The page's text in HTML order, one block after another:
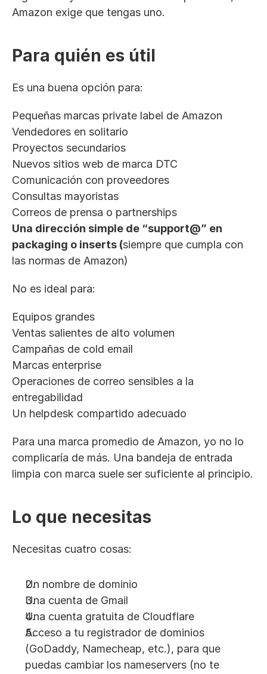
Amazon exige que tengas uno.
Para quién es útil
Es una buena opción para:
Pequeñas marcas private label de Amazon
Vendedores en solitario
Proyectos secundarios
Nuevos sitios web de marca DTC
Comunicación con proveedores
Consultas mayoristas
Correos de prensa o partnerships
Una dirección simple de “support@” en
packaging o inserts (siempre que cumpla con
las normas de Amazon)
No es ideal para:
Equipos grandes
Ventas salientes de alto volumen
Campañas de cold email
Marcas enterprise
Operaciones de correo sensibles a la
entregabilidad
Un helpdesk compartido adecuado
Para una marca promedio de Amazon, yo no lo
complicaría de más. Una bandeja de entrada
limpia con marca suele ser suficiente al principio.
Lo que necesitas
Necesitas cuatro cosas:
Un nombre de dominio
Una cuenta de Gmail
Una cuenta gratuita de Cloudflare
Acceso a tu registrador de dominios
(GoDaddy, Namecheap, etc.), para que
puedas cambiar los nameservers (no te